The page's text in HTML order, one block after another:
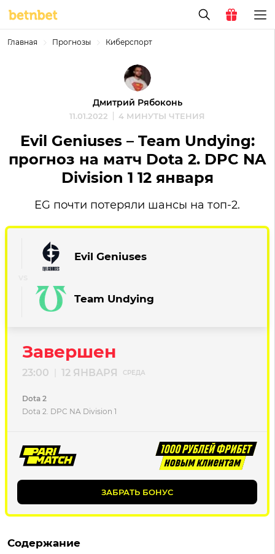
Главная Прогнозы Киберспорт
Дмитрий Рябоконь
11.01.2022 4 МИНУТЫ ЧТЕНИЯ
Evil Geniuses – Team Undying:
прогноз на матч Dota 2. DPC NA
Division 1 12 января
EG почти потеряли шансы на топ-2.
Evil Geniuses
Team Undying
Завершен
23:00 12 ЯНВАРЯ СРЕДА
Dota 2
Dota 2. DPC NA Division 1
ЗАБРАТЬ БОНУС
Содержание